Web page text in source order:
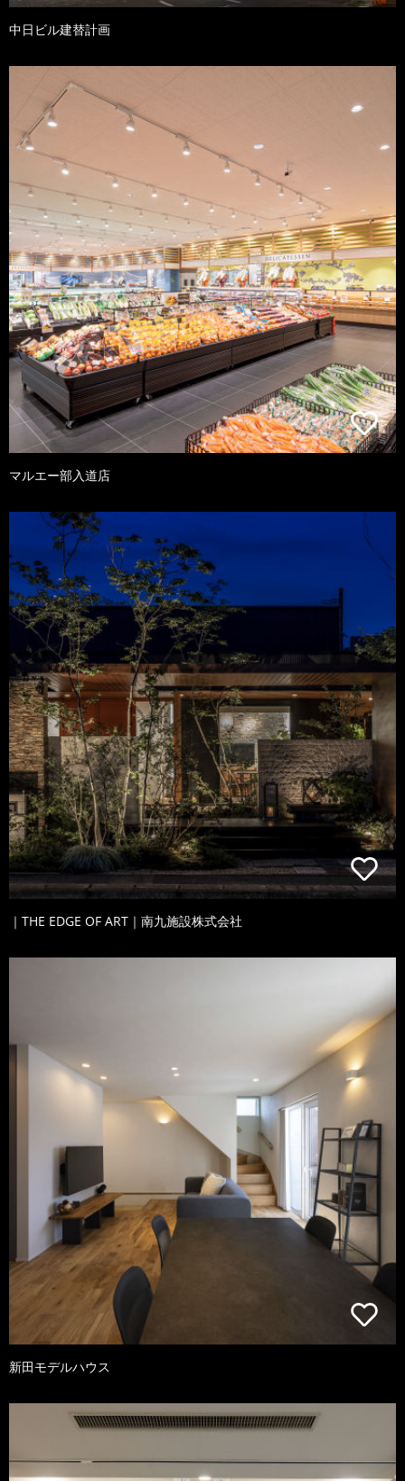
中日ビル建替計画
マルエー部入道店
｜THE EDGE OF ART｜南九施設株式会社
新田モデルハウス